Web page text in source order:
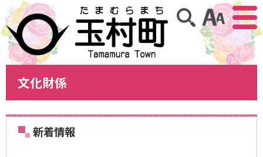
アクセ
サイト内検索
文化財係
新着情報